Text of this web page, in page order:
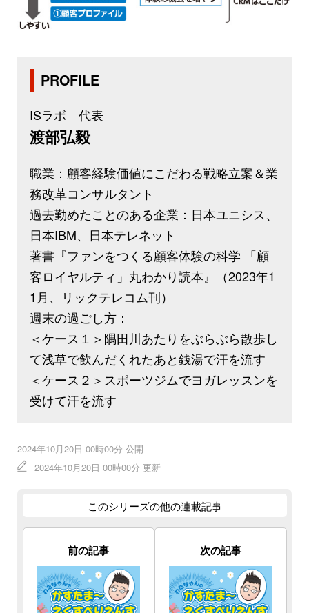
PROFILE
ISラボ 代表
渡部弘毅
職業：顧客経験価値にこだわる戦略立案＆業
務改革コンサルタント
過去勤めたことのある企業：日本ユニシス、
日本IBM、日本テレネット
著書『ファンをつくる顧客体験の科学 「顧
客ロイヤルティ」丸わかり読本』（2023年1
1月、リックテレコム刊）
週末の過ごし方：
＜ケース１＞隅田川あたりをぶらぶら散歩し
て浅草で飲んだくれたあと銭湯で汗を流す
＜ケース２＞スポーツジムでヨガレッスンを
受けて汗を流す
2024年10月20日 00時00分 公開
2024年10月20日 00時00分 更新
このシリーズの他の連載記事
前の記事 次の記事